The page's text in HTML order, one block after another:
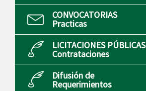
CONVOCATORIAS
Practicas
LICITACIONES PÚBLICAS
Contrataciones
Difusión de
Requerimientos